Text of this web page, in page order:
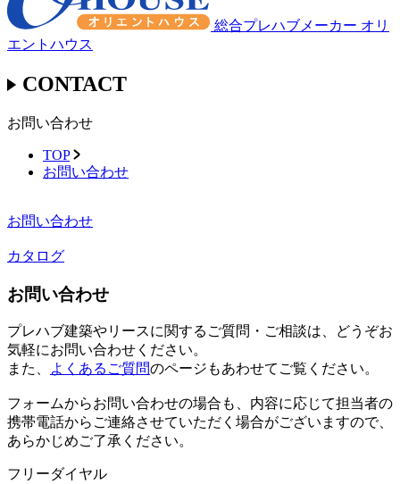
総合プレハブメーカー オリ
エントハウス
CONTACT
お問い合わせ
TOP
お問い合わせ
お問い合わせ
カタログ
お問い合わせ
プレハブ建築やリースに関するご質問・ご相談は、どうぞお
気軽にお問い合わせください。
また、
よくあるご質問のページもあわせてご覧ください。
フォームからお問い合わせの場合も、内容に応じて担当者の
携帯電話からご連絡させていただく場合がございますので、
あらかじめご了承ください。
フリーダイヤル